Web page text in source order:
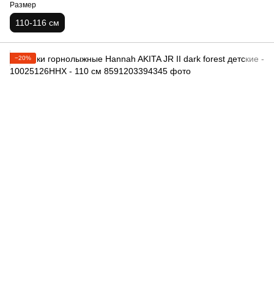
Размер
110-116 см
−20%